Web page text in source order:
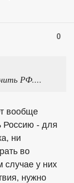
0
РФ....
вообще
Россию - для
ни
во
случае у них
нужно